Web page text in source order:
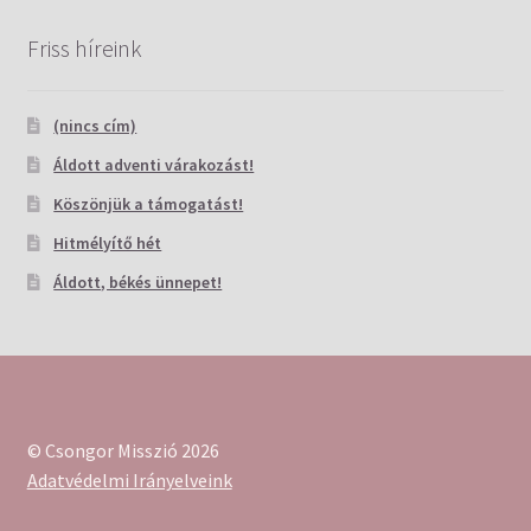
Friss híreink
(nincs cím)
Áldott adventi várakozást!
Köszönjük a támogatást!
Hitmélyítő hét
Áldott, békés ünnepet!
© Csongor Misszió 2026
Adatvédelmi Irányelveink